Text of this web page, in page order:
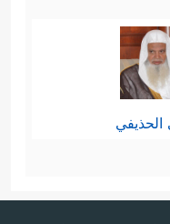
الحذيفي